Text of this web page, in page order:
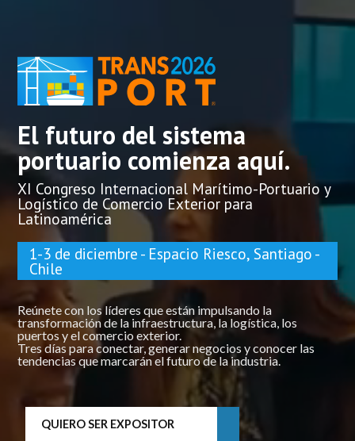
El futuro del sistema
portuario comienza aquí.
XI Congreso Internacional Marítimo-Portuario y
Logístico de Comercio Exterior para
Latinoamérica
1-3 de diciembre - Espacio Riesco, Santiago -
Chile​
Reúnete con los líderes que están impulsando la
transformación de la infraestructura, la logística, los
puertos y el comercio exterior.
Tres días para conectar, generar negocios y conocer las
tendencias que marcarán el futuro de la industria.
QUIERO SER EXPOSITOR